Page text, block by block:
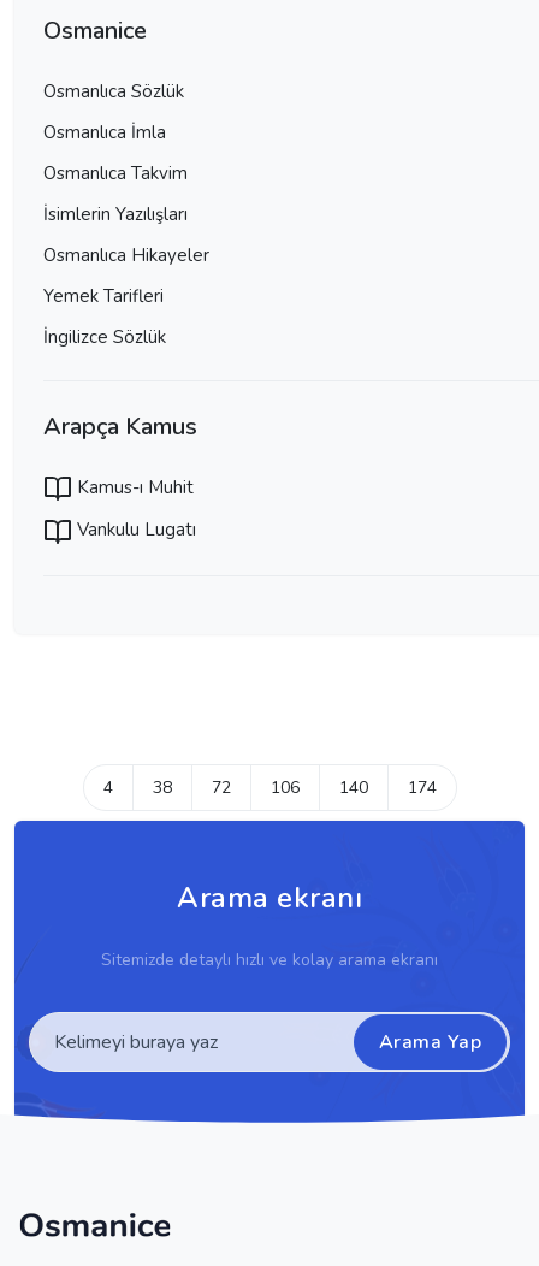
Osmanice
Osmanlıca Sözlük
Osmanlıca İmla
Osmanlıca Takvim
İsimlerin Yazılışları
Osmanlıca Hikayeler
Yemek Tarifleri
İngilizce Sözlük
Arapça Kamus
Kamus-ı Muhit
Vankulu Lugatı
4 38 72 106 140 174
Arama ekranı
Sitemizde detaylı hızlı ve kolay arama ekranı
Arama Yap